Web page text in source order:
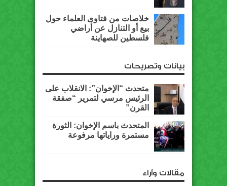
خلاصات من فتاوى العلماء حول
بيع أو التنازل عن أراضي
فلسطين للصهاينة
بيانات وتصريحات
متحدث “الإخوان”: الانقلاب على
الرئيس مرسي لتمرير “صفقة
القرن”
المتحدث باسم الإخوان: الثورة
مستمرة وراياتها مرفوعة
مقالات وآراء